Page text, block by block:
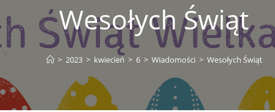
Wesołych Świąt
> 2023 > kwiecień > 6 > Wiadomości > Wesołych Świąt